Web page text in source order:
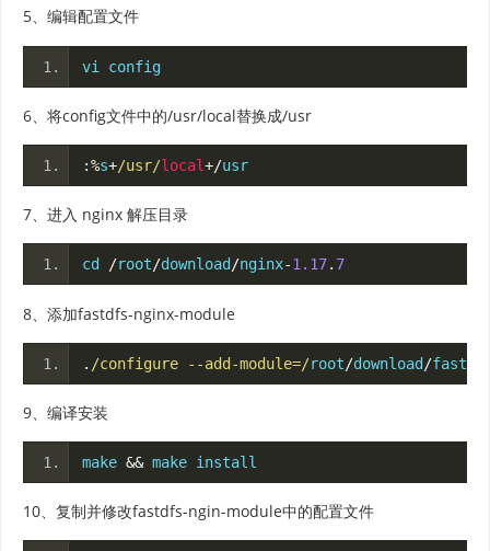
5、编辑配置文件
vi config
6、将config文件中的/usr/local替换成/usr
:%s+/usr/local+/usr
7、进入 nginx 解压目录
cd /root/download/nginx-1.17. 7
8、添加fastdfs-nginx-module
. /configure --add-module=/root/download /
9、编译安装
make && make install
10、复制并修改fastdfs-ngin-module中的配置文件